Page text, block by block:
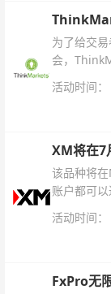
为了给交
会，
杆配置、
活动时间
XM将在7
该品种将
账户都可以
活动时间
FxPro无